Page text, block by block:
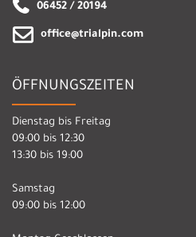
06452 / 20194
office@trialpin.com
ÖFFNUNGSZEITEN
Dienstag bis Freitag
09:00 bis 12:30
13:30 bis 19:00
Samstag
09:00 bis 12:00